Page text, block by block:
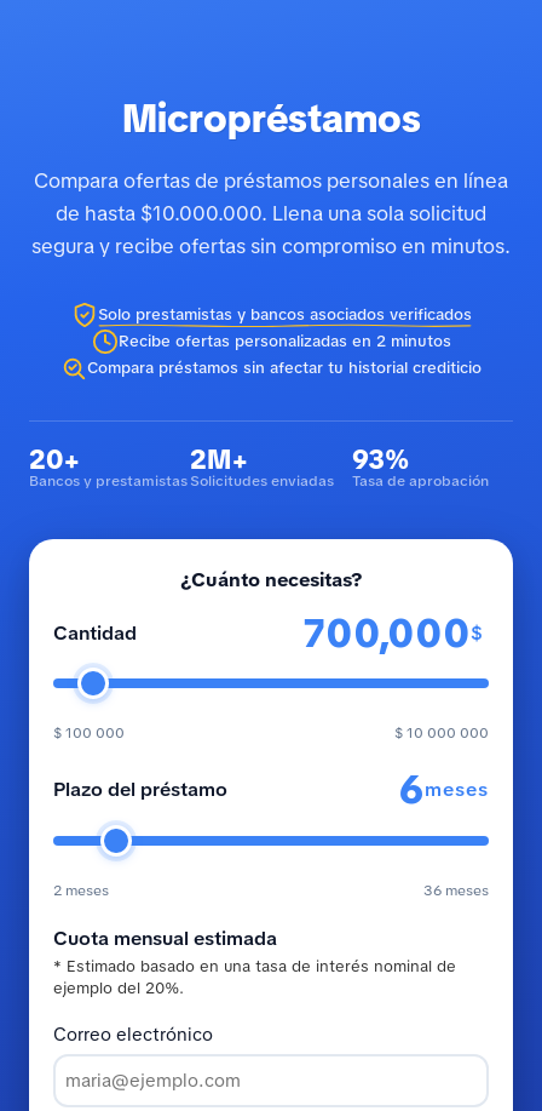
Micropréstamos
Compara ofertas de préstamos personales en línea
de hasta $10.000.000. Llena una sola solicitud
segura y recibe ofertas sin compromiso en minutos.
Solo prestamistas y bancos asociados verificados
Recibe ofertas personalizadas en 2 minutos
Compara préstamos sin afectar tu historial crediticio
20+
Bancos y prestamistas
2M+
Solicitudes enviadas
93%
Tasa de aprobación
¿Cuánto necesitas?
Cantidad $
$ 100 000 $ 10 000 000
Plazo del préstamo meses
2 meses 36 meses
Cuota mensual estimada
* Estimado basado en una tasa de interés nominal de
ejemplo del 20%.
Correo electrónico